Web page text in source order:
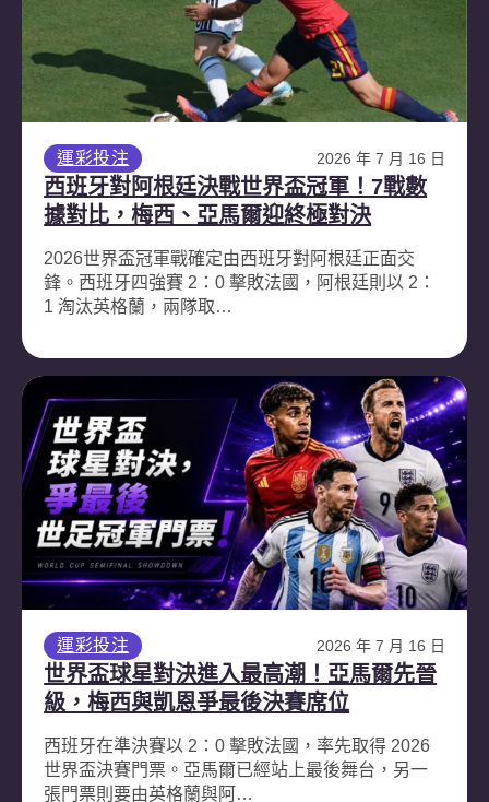
運彩投注 2026 年 7 月 16 日
西班牙對阿根廷決戰世界盃冠軍！7戰數
據對比，梅西、亞馬爾迎終極對決
2026世界盃冠軍戰確定由西班牙對阿根廷正面交
鋒。西班牙四強賽 2：0 擊敗法國，阿根廷則以 2：
1 淘汰英格蘭，兩隊取…
運彩投注 2026 年 7 月 16 日
世界盃球星對決進入最高潮！亞馬爾先晉
級，梅西與凱恩爭最後決賽席位
西班牙在準決賽以 2：0 擊敗法國，率先取得 2026
世界盃決賽門票。亞馬爾已經站上最後舞台，另一
張門票則要由英格蘭與阿…